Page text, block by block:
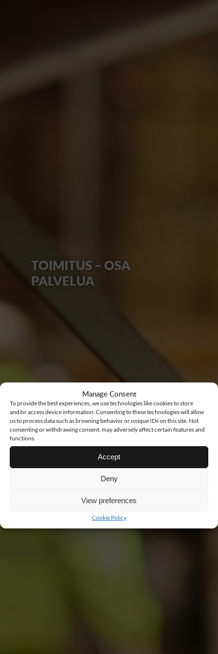
Manage Consent
To provide the best experiences, we use technologies like cookies to store
and/or access device information. Consenting to these technologies will allow
us to process data such as browsing behavior or unique IDs on this site. Not
consenting or withdrawing consent, may adversely affect certain features and
functions.
Accept
Deny
View preferences
Cookie Policy
TOIMITUS – OSA
PALVELUA